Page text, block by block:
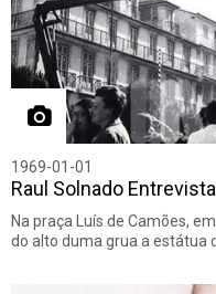
1969-01-01
Raul Solnado
Na praça Luís de Camões,
do alto duma grua a estátua